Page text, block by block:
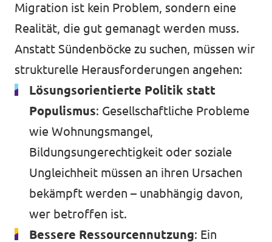
Migration ist kein Problem, sondern eine
Realität, die gut gemanagt werden muss.
Anstatt Sündenböcke zu suchen, müssen wir
strukturelle Herausforderungen angehen:
Lösungsorientierte Politik statt
Populismus: Gesellschaftliche Probleme
wie Wohnungsmangel,
Bildungsungerechtigkeit oder soziale
Ungleichheit müssen an ihren Ursachen
bekämpft werden – unabhängig davon,
wer betroffen ist.
Bessere Ressourcennutzung: Ein